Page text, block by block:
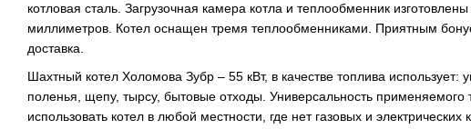
котловая сталь. Загрузочная камера котла и теплообменник
миллиметров. Котел оснащен тремя теплообменниками. Приятным
доставка.
Шахтный котел Холомова Зубр – 55 кВт, в качестве топлива использует:
поленья, щепу, тырсу, бытовые отходы. Универсальность применяемого
использовать котел в любой местности, где нет газовых и электрических